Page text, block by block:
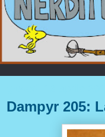
Dampyr 205: